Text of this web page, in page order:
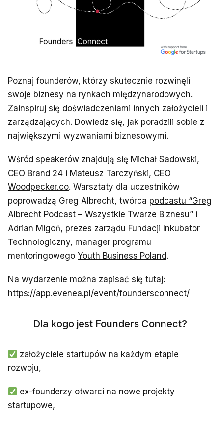
Poznaj founderów, którzy skutecznie rozwinęli
swoje biznesy na rynkach międzynarodowych.
Zainspiruj się doświadczeniami innych założycieli i
zarządzających. Dowiedz się, jak poradzili sobie z
największymi wyzwaniami biznesowymi.
Wśród speakerów znajdują się Michał Sadowski,
CEO Brand 24 i Mateusz Tarczyński, CEO
Woodpecker.co. Warsztaty dla uczestników
poprowadzą Greg Albrecht, twórca podcastu “Greg
Albrecht Podcast – Wszystkie Twarze Biznesu” i
Adrian Migoń, prezes zarządu Fundacji Inkubator
Technologiczny, manager programu
mentoringowego Youth Business Poland.
Na wydarzenie można zapisać się tutaj:
https://app.evenea.pl/event/foundersconnect/
Dla kogo jest Founders Connect?
założyciele startupów na każdym etapie
rozwoju,
ex-founderzy otwarci na nowe projekty
startupowe,